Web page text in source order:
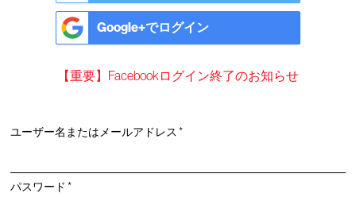
Google+でログイン
【重要】Facebookログイン終了のお知らせ
ユーザー名またはメールアドレス*必
パスワード*必